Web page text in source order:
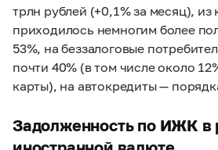
трлн рублей (+0,1% за месяц),
приходилось немногим более
53%, на беззалоговые
почти 40% (в том числе около
карты), на автокредиты—
Задолженность по ИЖК в